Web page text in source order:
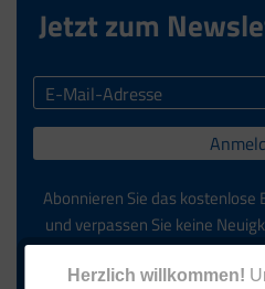
Herzlich willkommen!
Jetzt zum
Abonnieren Sie das kostenlose
und verpassen Sie keine
Die Abmeldung ist